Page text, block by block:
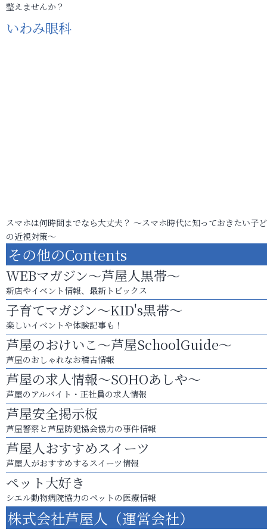
整えませんか？
いわみ眼科
スマホは何時間までなら大丈夫？ ～スマホ時代に知っておきたい子
の近視対策～
その他のContents
WEBマガジン～芦屋人黒帯～
新店やイベント情報、最新トピックス
子育てマガジン～KID's黒帯～
楽しいイベントや体験記事も！
芦屋のおけいこ～芦屋SchoolGuide～
芦屋のおしゃれなお稽古情報
芦屋の求人情報～SOHOあしや～
芦屋のアルバイト・正社員の求人情報
芦屋安全掲示板
芦屋警察と芦屋防犯協会協力の事件情報
芦屋人おすすめスイーツ
芦屋人がおすすめするスイーツ情報
ペット大好き
シエル動物病院協力のペットの医療情報
株式会社芦屋人（運営会社）